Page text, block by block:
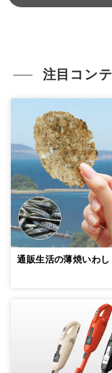
注目コン
通販生活の薄焼いわし